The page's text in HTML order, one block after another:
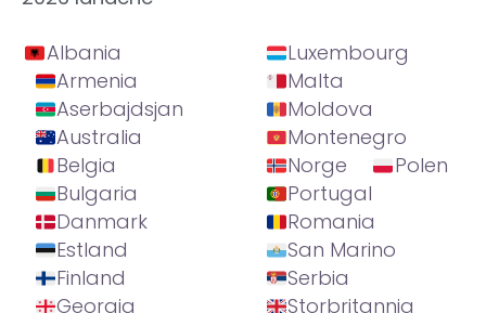
Albania
Armenia
Aserbajdsjan
Australia
Belgia
Bulgaria
Danmark
Estland
Finland
Georgia
Luxembourg
Malta
Moldova
Montenegro
Norge
Polen
Portugal
Romania
San Marino
Serbia
Storbritannia